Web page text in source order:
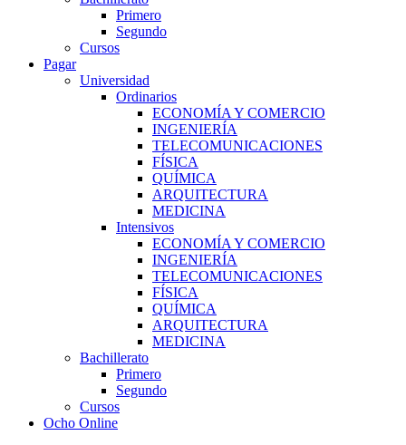
Primero
Segundo
Cursos
Pagar
Universidad
Ordinarios
ECONOMÍA Y COMERCIO
INGENIERÍA
TELECOMUNICACIONES
FÍSICA
QUÍMICA
ARQUITECTURA
MEDICINA
Intensivos
ECONOMÍA Y COMERCIO
INGENIERÍA
TELECOMUNICACIONES
FÍSICA
QUÍMICA
ARQUITECTURA
MEDICINA
Bachillerato
Primero
Segundo
Cursos
Ocho Online